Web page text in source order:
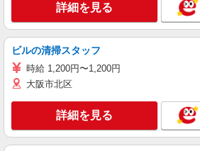
詳細を見る
ビルの清掃スタッフ
時給 1,200円〜1,200円
大阪市北区
詳細を見る